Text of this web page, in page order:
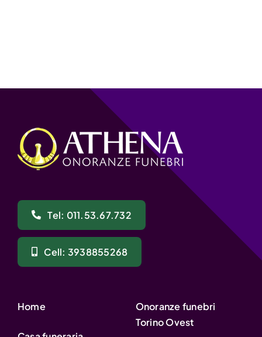
Tel: 011.53.67.732
Cell: 3938855268
Home
Onoranze funebri
Torino Ovest